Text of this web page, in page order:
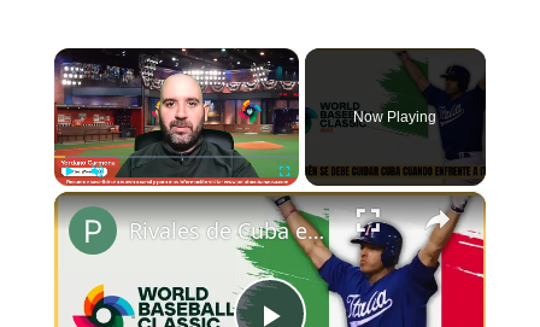
×
Play Unmute Fullscreen
Now Playing
×
Rivales de Cuba en el Clásico Mundial Parte 1 Italia | Rumbo al Clásico Mundial